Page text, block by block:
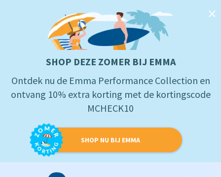
SHOP DEZE ZOMER BIJ EMMA
Ontdek nu de Emma Performance Collection en
ontvang 10% extra korting met de kortingscode
MCHECK10
SHOP NU BIJ EMMA